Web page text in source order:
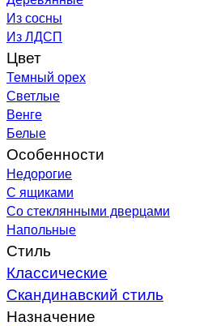
Из сосны
Из ЛДСП
Цвет
Темный орех
Светлые
Венге
Белые
Особенности
Недорогие
С ящиками
Со стеклянными дверцами
Напольные
Стиль
Классические
Скандинавский стиль
Назначение